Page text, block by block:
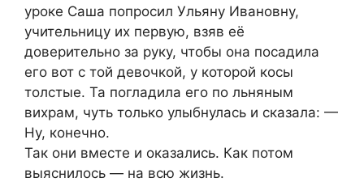
уроке Саша попросил Ульяну Ивановну,
учительницу их первую, взяв её
доверительно за руку, чтобы она посадила
его вот с той девочкой, у которой косы
толстые. Та погладила его по льняным
вихрам, чуть только улыбнулась и сказала: —
Ну, конечно.
Так они вместе и оказались. Как потом
выяснилось — на всю жизнь.